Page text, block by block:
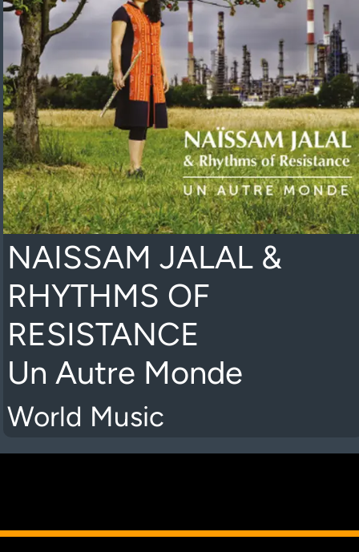
NAISSAM JALAL &
RHYTHMS OF
RESISTANCE
Un Autre Monde
World Music